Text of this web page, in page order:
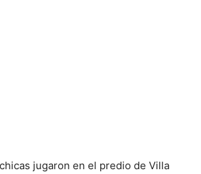
jugaron en el predio de Villa